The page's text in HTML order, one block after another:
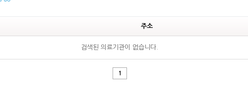
주소
검색된 의료기관이 없습니다.
1